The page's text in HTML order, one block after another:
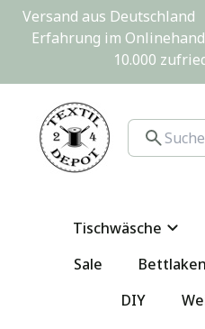
Versand aus Deutschland
Erfahrung im
10.000
Tischwäsche
Sale
Bettlaken
DIY